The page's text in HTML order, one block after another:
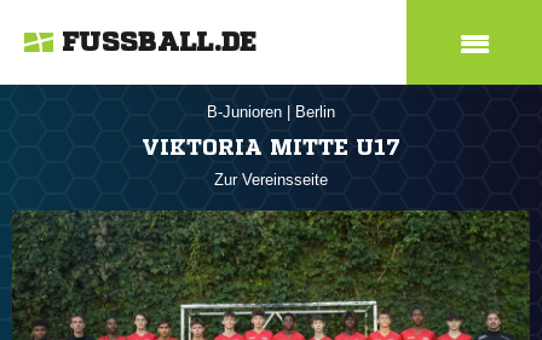
FUSSBALL.DE
B-Junioren Berlin
VIKTORIA MITTE U17
Zur Vereinsseite